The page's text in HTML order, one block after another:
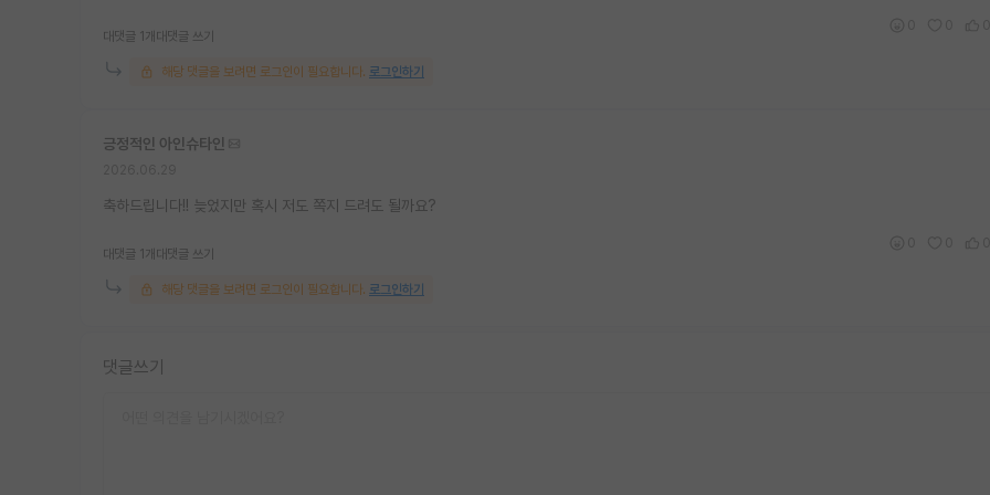
대댓글 1개 대댓글 쓰기
해당 댓글을 보려면 로그인이 필요합니다. 로그인하기
긍정적인 아인슈타인
축하드립니다!! 늦었지만 혹시 저도 쪽지 드려도 될까요?
대댓글 1개 대댓글 쓰기
해당 댓글을 보려면 로그인이 필요합니다. 로그인하기
댓글쓰기